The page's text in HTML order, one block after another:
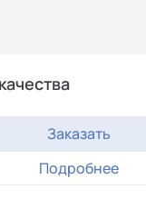
Заказать
Подробнее